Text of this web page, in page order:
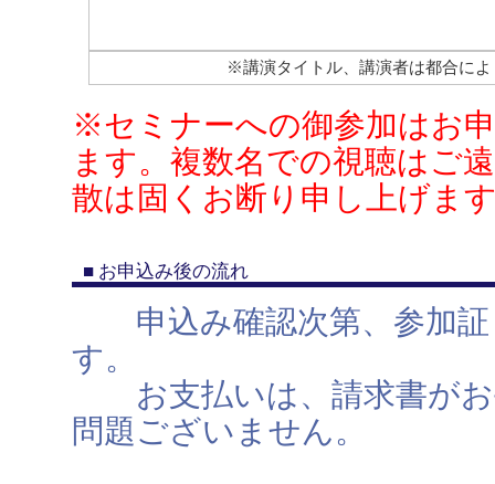
※講演タイトル、講演者は都合に
※セミナーへの御参加はお
ます。複数名での視聴はご
散は固くお断り申し上げま
■ お申込み後の流れ
申込み確認次第、参加証
す。
お支払いは、請求書がお
問題ございません。